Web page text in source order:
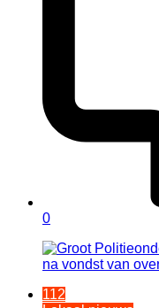
0
112